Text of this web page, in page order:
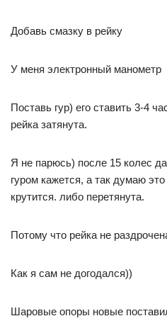
Добавь смазку в рейку
У меня электронный манометр
Поставь гур) его ставить 3-4
рейка затянута.
Я не парюсь) после 15 колес
гуром кажется, а так думаю
крутится. либо перетянута.
Потому что рейка не
Как я сам не догодался))
Шаровые опоры новые